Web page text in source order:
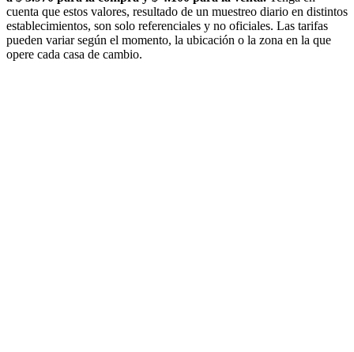
cuenta que estos valores, resultado de un muestreo diario en distintos
establecimientos, son solo referenciales y no oficiales. Las tarifas
pueden variar según el momento, la ubicación o la zona en la que
opere cada casa de cambio.